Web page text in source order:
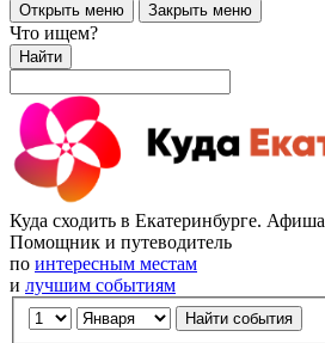
Открыть меню Закрыть меню
Что ищем?
Найти
Куда сходить в Екатеринбурге. Афиша
Помощник и путеводитель
по интересным местам
и лучшим событиям